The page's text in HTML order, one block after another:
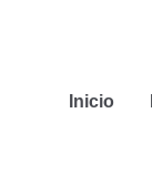
Inicio